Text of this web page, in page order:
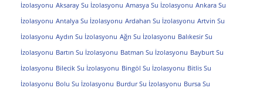
İzolasyonu Aksaray Su İzolasyonu Amasya Su İzolasyonu Ankara Su
İzolasyonu Antalya Su İzolasyonu Ardahan Su İzolasyonu Artvin Su
İzolasyonu Aydın Su İzolasyonu Ağrı Su İzolasyonu Balıkesir Su
İzolasyonu Bartın Su İzolasyonu Batman Su İzolasyonu Bayburt Su
İzolasyonu Bilecik Su İzolasyonu Bingöl Su İzolasyonu Bitlis Su
İzolasyonu Bolu Su İzolasyonu Burdur Su İzolasyonu Bursa Su